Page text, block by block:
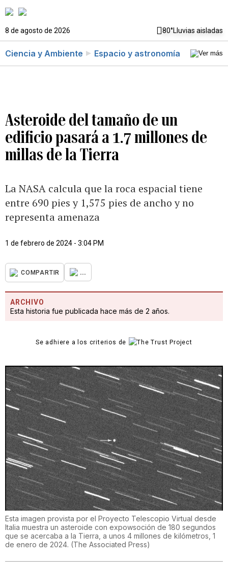
8 de agosto de 2026 80°Lluvias aisladas
Ciencia y Ambiente Espacio y astronomía
Asteroide del tamaño de un
edificio pasará a 1.7 millones de
millas de la Tierra
La NASA calcula que la roca espacial tiene
entre 690 pies y 1,575 pies de ancho y no
representa amenaza
1 de febrero de 2024 - 3:04 PM
COMPARTIR ...
ARCHIVO
Esta historia fue publicada hace más de 2 años.
Se adhiere a los criterios de
Esta imagen provista por el Proyecto Telescopio Virtual desde
Italia muestra un asteroide con expowsoción de 180 segundos
que se acercaba a la Tierra, a unos 4 millones de kilómetros, 1
de enero de 2024. (The Associated Press)